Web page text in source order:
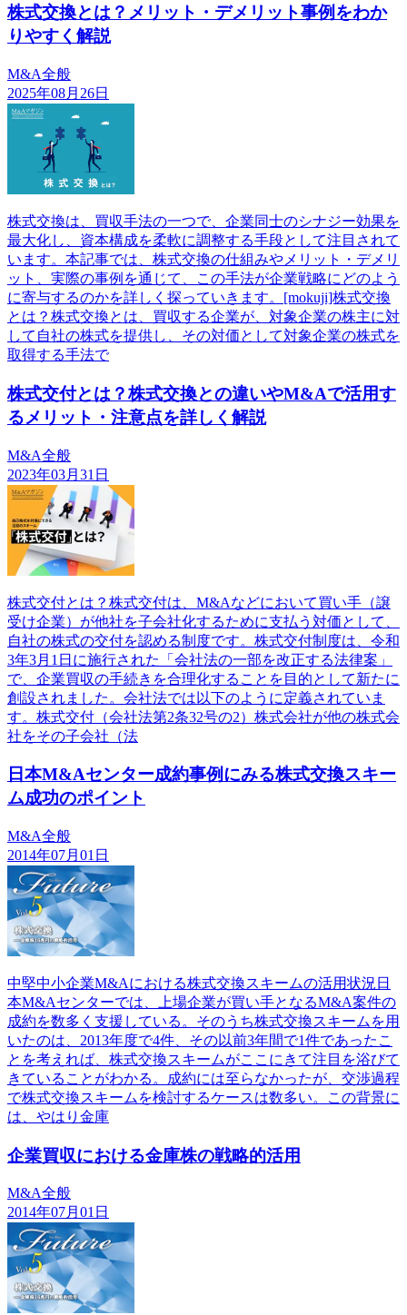
株式交換とは？メリット・デメリット事例をわか
りやすく解説
M&A全般
2025年08月26日
株式交換は、買収手法の一つで、企業同士のシナジー効果を
最大化し、資本構成を柔軟に調整する手段として注目されて
います。本記事では、株式交換の仕組みやメリット・デメリ
ット、実際の事例を通じて、この手法が企業戦略にどのよう
に寄与するのかを詳しく探っていきます。[mokuji]株式交換
とは？株式交換とは、買収する企業が、対象企業の株主に対
して自社の株式を提供し、その対価として対象企業の株式を
取得する手法で
株式交付とは？株式交換との違いやM&Aで活用す
るメリット・注意点を詳しく解説
M&A全般
2023年03月31日
株式交付とは？株式交付は、M&Aなどにおいて買い手（譲
受け企業）が他社を子会社化するために支払う対価として、
自社の株式の交付を認める制度です。株式交付制度は、令和
3年3月1日に施行された「会社法の一部を改正する法律案」
で、企業買収の手続きを合理化することを目的として新たに
創設されました。会社法では以下のように定義されていま
す。株式交付（会社法第2条32号の2）株式会社が他の株式会
社をその子会社（法
日本M&Aセンター成約事例にみる株式交換スキー
ム成功のポイント
M&A全般
2014年07月01日
中堅中小企業M&Aにおける株式交換スキームの活用状況日
本M&Aセンターでは、上場企業が買い手となるM&A案件の
成約を数多く支援している。そのうち株式交換スキームを用
いたのは、2013年度で4件、その以前3年間で1件であったこ
とを考えれば、株式交換スキームがここにきて注目を浴びて
きていることがわかる。成約には至らなかったが、交渉過程
で株式交換スキームを検討するケースは数多い。この背景に
は、やはり金庫
企業買収における金庫株の戦略的活用
M&A全般
2014年07月01日